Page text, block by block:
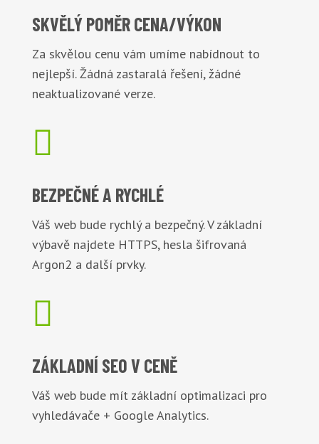
SKVĚLÝ POMĚRCENA/VÝKON
Za skvělou cenu vám umíme nabídnout to
nejlepší. Žádná zastaralá řešení, žádné
neaktualizované verze.

BEZPEČNÉA RYCHLÉ
Váš web bude rychlý a bezpečný. V základní
výbavě najdete HTTPS, hesla šifrovaná
Argon2 a další prvky.

ZÁKLADNÍ SEO V CENĚ
Váš web bude mít základní optimalizaci pro
vyhledávače + Google Analytics.